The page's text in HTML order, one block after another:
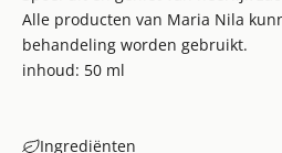
Alle producten van Maria Nila
behandeling worden gebruikt.
inhoud: 50 ml
Ingrediënten